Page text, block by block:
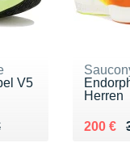
V5
€
Herren
Au lieu
200 €
Vendu